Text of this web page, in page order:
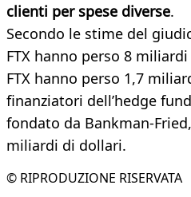
clienti per spese diverse.
Secondo le stime del
FTX hanno perso 8
FTX hanno perso 1,7
finanziatori dell’hedge
fondato da Bankman-
miliardi di dollari.
© RIPRODUZIONE RISERVATA